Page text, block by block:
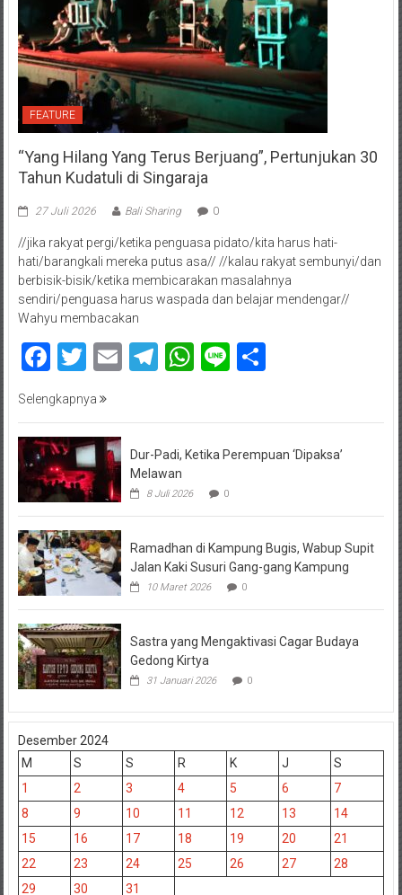
FEATURE
“Yang Hilang Yang Terus Berjuang”, Pertunjukan 30
Tahun Kudatuli di Singaraja
27 Juli 2026 Bali Sharing 0
//jika rakyat pergi/ketika penguasa pidato/kita harus hati-
hati/barangkali mereka putus asa// //kalau rakyat sembunyi/dan
berbisik-bisik/ketika membicarakan masalahnya
sendiri/penguasa harus waspada dan belajar mendengar//
Wahyu membacakan
Facebook
Twitter
EmailTelegram
WhatsApp
LineShare
Selengkapnya
Dur-Padi, Ketika Perempuan ‘Dipaksa’
Melawan
8 Juli 2026 0
Ramadhan di Kampung Bugis, Wabup Supit
Jalan Kaki Susuri Gang-gang Kampung
10 Maret 2026 0
Sastra yang Mengaktivasi Cagar Budaya
Gedong Kirtya
31 Januari 2026 0
Desember 2024
M
S S R K J
S
1
2 3 4 5 6
7
8
9 10 11 12 13
14
15
16 17 18 19 20
21
22
23 24 25 26 27
28
29
30 31